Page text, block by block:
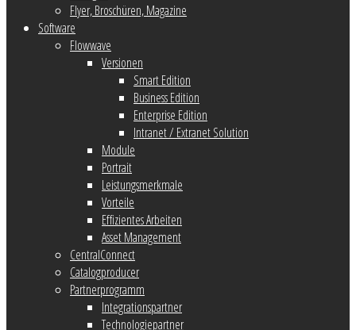
Flyer, Broschüren, Magazine
Software
Flowwave
Versionen
Smart Edition
Business Edition
Enterprise Edition
Intranet / Extranet Solution
Module
Portrait
Leistungsmerkmale
Vorteile
Effizientes Arbeiten
Asset Management
CentralConnect
Catalogproducer
Partnerprogramm
Integrationspartner
Technologiepartner